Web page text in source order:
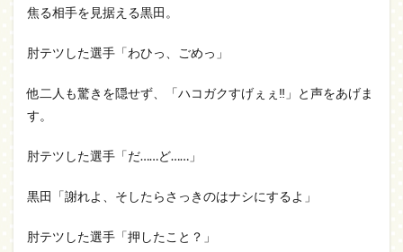
焦る相手を見据える黒田。
肘テツした選手「わひっ、ごめっ」
他二人も驚きを隠せず、「ハコガクすげぇぇ‼」と声をあげま
す。
肘テツした選手「だ……ど……」
黒田「謝れよ、そしたらさっきのはナシにするよ」
肘テツした選手「押したこと？」